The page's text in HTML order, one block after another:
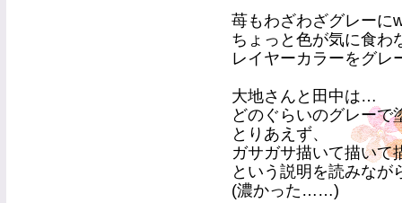
苺もわざわざグレーに
ちょっと色が気に食わ
レイヤーカラーをグレ
大地さんと田中は…
どのぐらいのグレー
とりあえず、
ガサガサ描いて描いて
という説明を読みなが
(濃かった……)